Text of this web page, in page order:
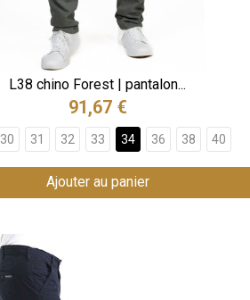
L38 chino Forest | pantalon...
91,67 €
30 31 32 33 34 36 38 40
Ajouter au panier